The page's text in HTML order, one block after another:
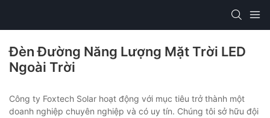
Đèn Đường Năng Lượng Mặt Trời LED
Ngoài Trời
Công ty Foxtech Solar hoạt động với mục tiêu trở thành một
doanh nghiệp chuyên nghiệp và có uy tín. Chúng tôi sở hữu đội